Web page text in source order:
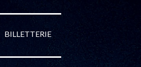
BILLETTERIE